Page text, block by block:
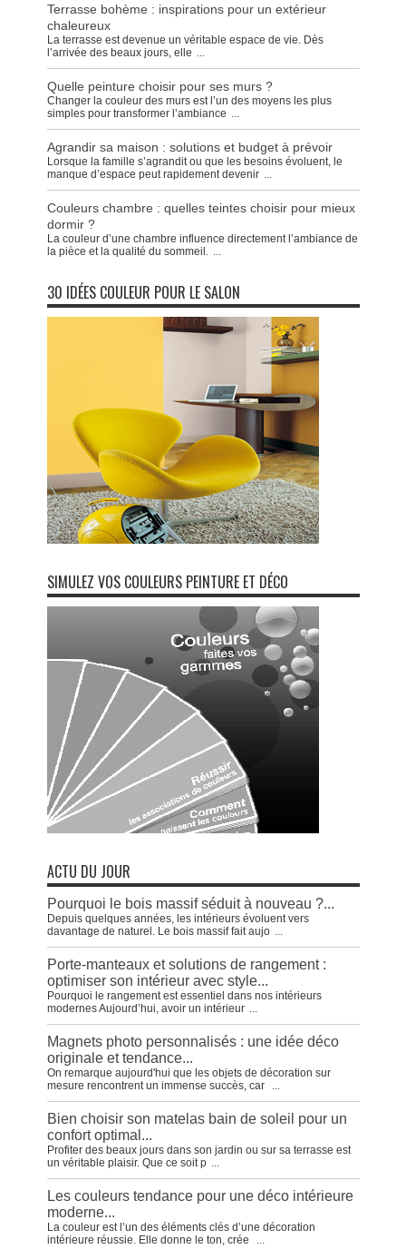
Terrasse bohème : inspirations pour un extérieur
chaleureux
La terrasse est devenue un véritable espace de vie. Dès
l’arrivée des beaux jours, elle
Quelle peinture choisir pour ses murs ?
Changer la couleur des murs est l’un des moyens les plus
simples pour transformer l’ambiance
Agrandir sa maison : solutions et budget à prévoir
Lorsque la famille s’agrandit ou que les besoins évoluent, le
manque d’espace peut rapidement devenir
Couleurs chambre : quelles teintes choisir pour mieux
dormir ?
La couleur d’une chambre influence directement l’ambiance de
la pièce et la qualité du sommeil.
30 IDÉES COULEUR POUR LE SALON
SIMULEZ VOS COULEURS PEINTURE ET DÉCO
ACTU DU JOUR
Pourquoi le bois massif séduit à nouveau ?...
Depuis quelques années, les intérieurs évoluent vers
davantage de naturel. Le bois massif fait aujo
Porte-manteaux et solutions de rangement :
optimiser son intérieur avec style...
Pourquoi le rangement est essentiel dans nos intérieurs
modernes Aujourd’hui, avoir un intérieur
Magnets photo personnalisés : une idée déco
originale et tendance...
On remarque aujourd'hui que les objets de décoration sur
mesure rencontrent un immense succès, car
Bien choisir son matelas bain de soleil pour un
confort optimal...
Profiter des beaux jours dans son jardin ou sur sa terrasse est
un véritable plaisir. Que ce soit p
Les couleurs tendance pour une déco intérieure
moderne...
La couleur est l’un des éléments clés d’une décoration
intérieure réussie. Elle donne le ton, crée